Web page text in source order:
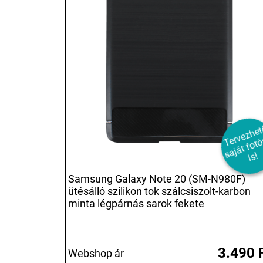
s!
Samsung Galaxy Note 20 (SM-N980F)
ütésálló szilikon tok szálcsiszolt-karbon
minta légpárnás sarok fekete
Webshop ár 3.490